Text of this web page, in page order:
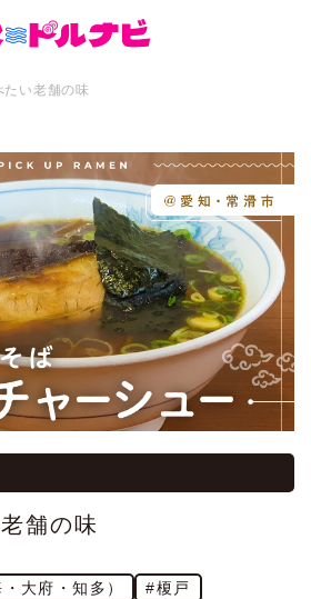
たい老舗の味
舗の味
大府・知多）
#榎戸